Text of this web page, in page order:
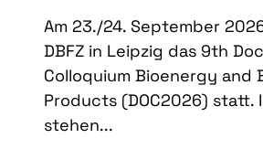
Am 23./24. September
DBFZ in Leipzig das 9th
Colloquium Bioenergy and
Products (DOC2026) statt.
stehen...